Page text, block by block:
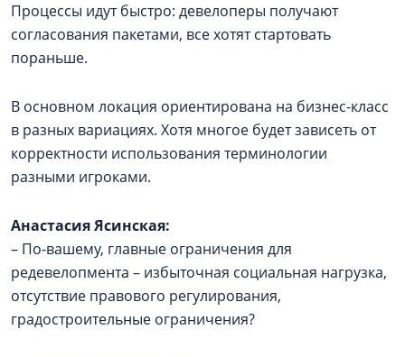
Процессы идут быстро: девелоперы получают
согласования пакетами, все хотят стартовать
пораньше.
В основном локация ориентирована на бизнес-класс
в разных вариациях. Хотя многое будет зависеть от
корректности использования терминологии
разными игроками.
Анастасия Ясинская:
– По-вашему, главные ограничения для
редевелопмента – избыточная социальная нагрузка,
отсутствие правового регулирования,
градостроительные ограничения?